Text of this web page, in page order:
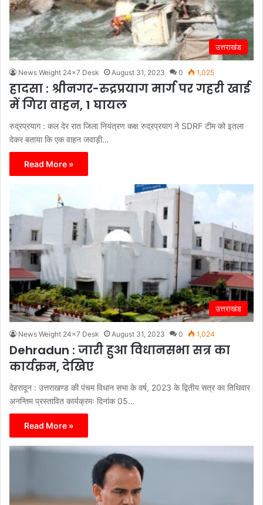
उत्तराखंड
News Weight 24x7 Desk August 31, 2023 0 1,025
हादसा : श्रीनगर-रुद्रप्रयाग मार्ग पर गहरी खाई
में गिरा वाहन, 1 घायल
रुद्रप्रयाग : कल देर रात जिला नियंत्रण कक्ष रुद्रप्रयाग ने SDRF टीम को इतला
देकर बताया कि एक वाहन जवाड़ी…
Read More »
उत्तराखंड
News Weight 24x7 Desk August 31, 2023 0 1,024
Dehradun : जारी हुआ विधानसभा सत्र का
कार्यक्रम, देखिए
देहरादून : उत्तराखण्ड की पंचम विधान सभा के वर्ष, 2023 के द्वितीय सत्र का तिथिवार
अनन्तिम प्रस्तावित कार्यक्रमः दिनांक 05…
Read More »